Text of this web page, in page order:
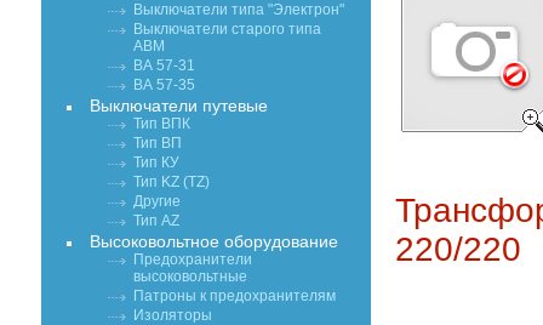
220/220
Выключатели типа "Электрон"
Выключатели старого типа
АВМ
ВА 57-31
ВА 57-35
Выключатели путевые
Тип ВПК
Тип ВП
Тип КУ
Тип KZ (TZ)
Другие
Тип AZ
Высоковольтное оборудование
Предохранители
высоковольтные
Патроны к предохранителям
Изоляторы